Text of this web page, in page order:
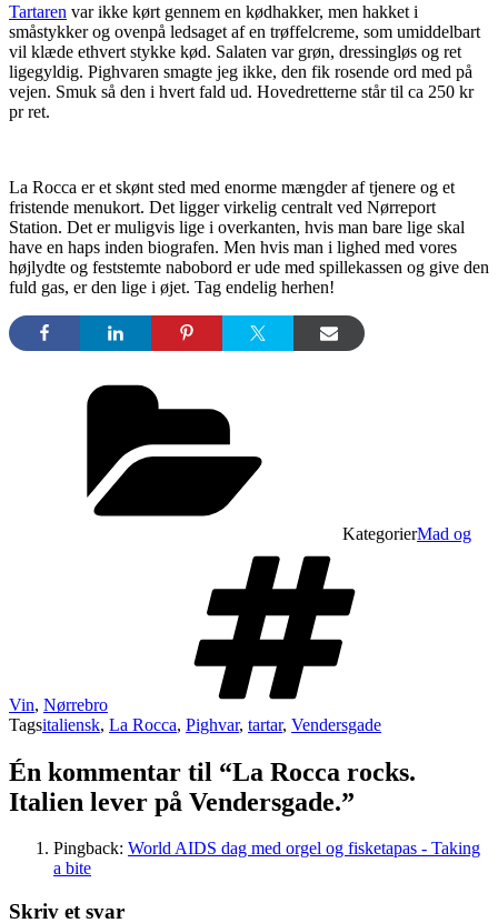
Tartaren var ikke kørt gennem en kødhakker, men hakket i
småstykker og ovenpå ledsaget af en trøffelcreme, som umiddelbart
vil klæde ethvert stykke kød. Salaten var grøn, dressingløs og ret
ligegyldig. Pighvaren smagte jeg ikke, den fik rosende ord med på
vejen. Smuk så den i hvert fald ud. Hovedretterne står til ca 250 kr
pr ret.
La Rocca er et skønt sted med enorme mængder af tjenere og et
fristende menukort. Det ligger virkelig centralt ved Nørreport
Station. Det er muligvis lige i overkanten, hvis man bare lige skal
have en haps inden biografen. Men hvis man i lighed med vores
højlydte og feststemte nabobord er ude med spillekassen og give den
fuld gas, er den lige i øjet. Tag endelig herhen!
KategorierMad og
Vin, Nørrebro
Tagsitaliensk, La Rocca, Pighvar, tartar, Vendersgade
Én kommentar til “La Rocca rocks.
Italien lever på Vendersgade.”
Pingback: World AIDS dag med orgel og fisketapas - Taking
a bite
Skriv et svar